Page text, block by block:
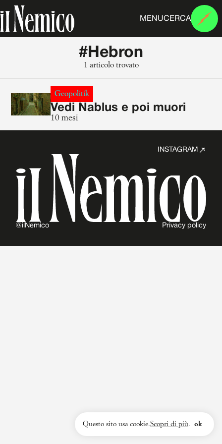
MENUCERCA
#Hebron
1 articolo trovato
Geopolitik
Vedi Nablus e poi muori
10 mesi
INSTAGRAM
@ilNemico Privacy policy
Questo sito usa cookie.Scopri di più. ok